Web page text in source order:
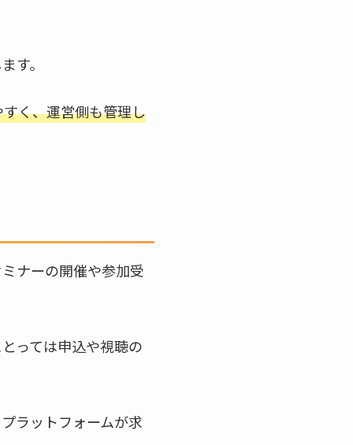
す。
く、運営側も管理し
ナーの開催や参加受
っては申込や視聴の
ラットフォームが求